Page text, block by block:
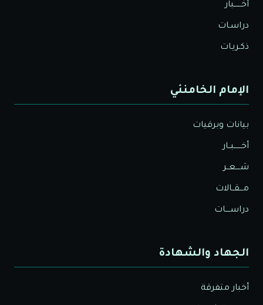
أخــــــبار
دراسـات
ذكـريـات
الإمام الخامنئي
بيانات وبرقيات
أخــــــبــار
شــــعــر
مـــقــالات
دراســــات
الجهاد والشهادة
أخبار متفرقة